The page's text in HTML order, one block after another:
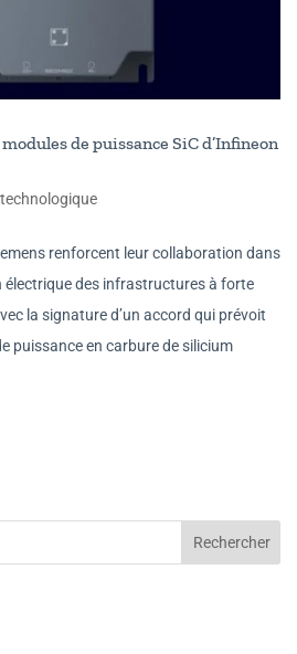
de puissance SiC d’Infineon
renforcent leur collaboration dans
électrique des infrastructures à forte
la signature d’un accord qui prévoit
puissance en carbure de silicium